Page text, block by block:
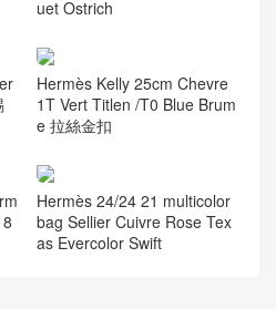
0F Bleu frida 弗裏達藍 Q1 S
auge 鼠尾草綠 Togo
Long To Go wallet CKO7 Ble
uet Ostrich